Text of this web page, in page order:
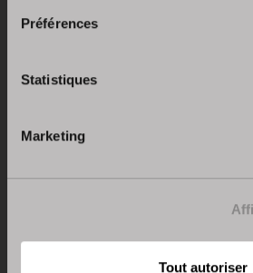
Préférences
Statistiques
Marketing
Tout autoriser